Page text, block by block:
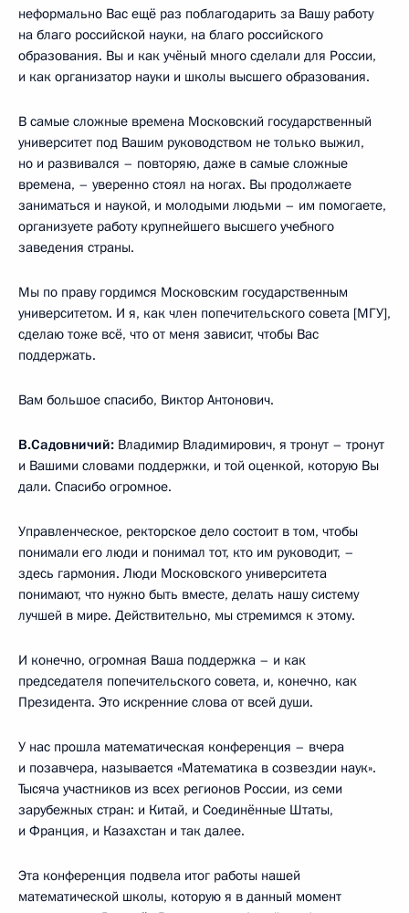
неформально Вас ещё раз поблагодарить за Вашу работу
на благо российской науки, на благо российского
образования. Вы и как учёный много сделали для России,
и как организатор науки и школы высшего образования.
В самые сложные времена Московский государственный
университет под Вашим руководством не только выжил,
но и развивался – повторяю, даже в самые сложные
времена, – уверенно стоял на ногах. Вы продолжаете
заниматься и наукой, и молодыми людьми – им помогаете,
организуете работу крупнейшего высшего учебного
заведения страны.
Мы по праву гордимся Московским государственным
университетом. И я, как член попечительского совета [МГУ],
сделаю тоже всё, что от меня зависит, чтобы Вас
поддержать.
Вам большое спасибо, Виктор Антонович.
В.Садовничий: Владимир Владимирович, я тронут – тронут
и Вашими словами поддержки, и той оценкой, которую Вы
дали. Спасибо огромное.
Управленческое, ректорское дело состоит в том, чтобы
понимали его люди и понимал тот, кто им руководит, –
здесь гармония. Люди Московского университета
понимают, что нужно быть вместе, делать нашу систему
лучшей в мире. Действительно, мы стремимся к этому.
И конечно, огромная Ваша поддержка – и как
председателя попечительского совета, и, конечно, как
Президента. Это искренние слова от всей души.
У нас прошла математическая конференция – вчера
и позавчера, называется «Математика в созвездии наук».
Тысяча участников из всех регионов России, из семи
зарубежных стран: и Китай, и Соединённые Штаты,
и Франция, и Казахстан и так далее.
Эта конференция подвела итог работы нашей
математической школы, которую я в данный момент